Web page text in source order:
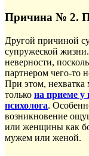
Причина № 2.
Другой причиной
супружеской
неверности,
партнером чего-то
При этом, нехватка
только на приеме у
психолога.
возникновение
или женщины как
мужем или женой.